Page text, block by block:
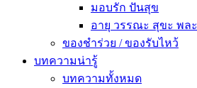
มอบรัก ปันสุข
อายุ วรรณะ สุขะ พละ
ของชำร่วย / ของรับไหว้
บทความน่ารู้
บทความทั้งหมด